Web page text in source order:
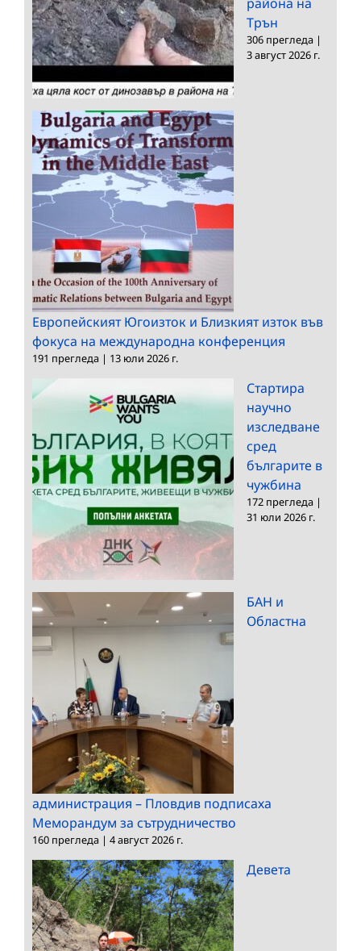
Трън
306 прегледа |
3 август 2026 г.
Европейският Югоизток и Близкият изток във
фокуса на международна конференция
191 прегледа | 13 юли 2026 г.
Стартира
научно
изследване
сред
българите в
чужбина
172 прегледа |
31 юли 2026 г.
БАН и
Областна
администрация – Пловдив подписаха
Меморандум за сътрудничество
160 прегледа | 4 август 2026 г.
Девета